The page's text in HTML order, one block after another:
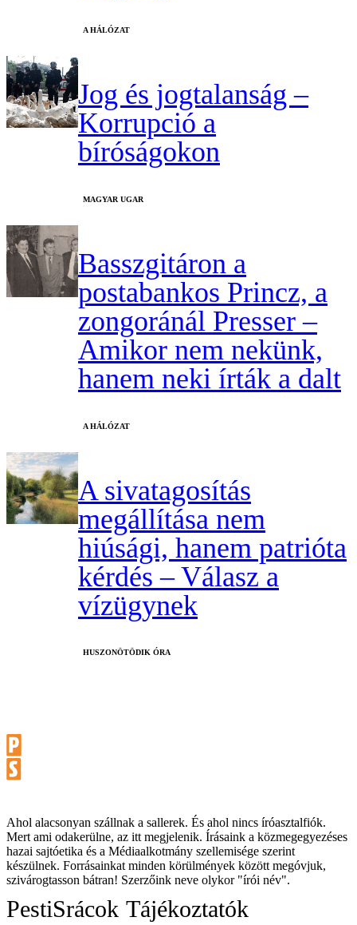
A HÁLÓZAT
Jog és jogtalanság –
Korrupció a
bíróságokon
MAGYAR UGAR
Basszgitáron a
postabankos Princz, a
zongoránál Presser –
Amikor nem nekünk,
hanem neki írták a dalt
A HÁLÓZAT
A sivatagosítás
megállítása nem
hiúsági, hanem patrióta
kérdés – Válasz a
vízügynek
HUSZONÖTÖDIK ÓRA
Ahol alacsonyan szállnak a sallerek. És ahol nincs íróasztalfiók.
Mert ami odakerülne, az itt megjelenik. Írásaink a közmegegyezéses
hazai sajtóetika és a Médiaalkotmány szellemisége szerint
készülnek. Forrásainkat minden körülmények között megóvjuk,
szivárogtasson bátran! Szerzőink neve olykor "írói név".
PestiSrácok Tájékoztatók